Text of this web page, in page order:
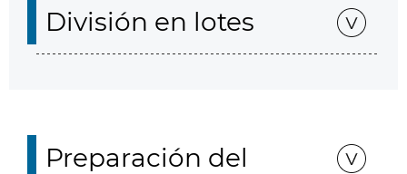
División en lotes
Preparación del